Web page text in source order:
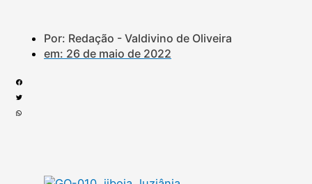
Por: Redação - Valdivino de Oliveira
em: 26 de maio de 2022